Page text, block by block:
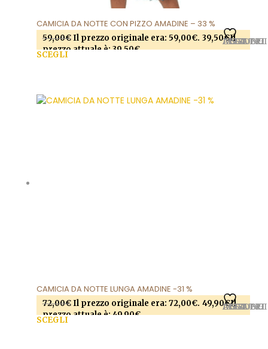
AGGIUNGI ALLA LISTA DEI DESIDERI
CAMICIA DA NOTTE CON PIZZO AMADINE – 33 %
59,00€ Il prezzo originale era: 59,00€. 39,50€Il
prezzo attuale è: 39,50€.
SCEGLI
AGGIUNGI ALLA LISTA DEI DESIDERI
CAMICIA DA NOTTE LUNGA AMADINE -31 %
72,00€ Il prezzo originale era: 72,00€. 49,90€Il
prezzo attuale è: 49,90€.
SCEGLI